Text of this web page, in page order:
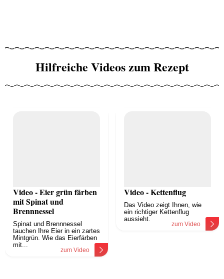
Hilfreiche Videos zum Rezept
Video - Eier grün färben
mit Spinat und
Brennnessel
Spinat und Brennnessel
tauchen Ihre Eier in ein zartes
Mintgrün. Wie das Eierfärben
mit...
zum Video
Video - Kettenflug
Das Video zeigt Ihnen, wie
ein richtiger Kettenflug
aussieht.
zum Video